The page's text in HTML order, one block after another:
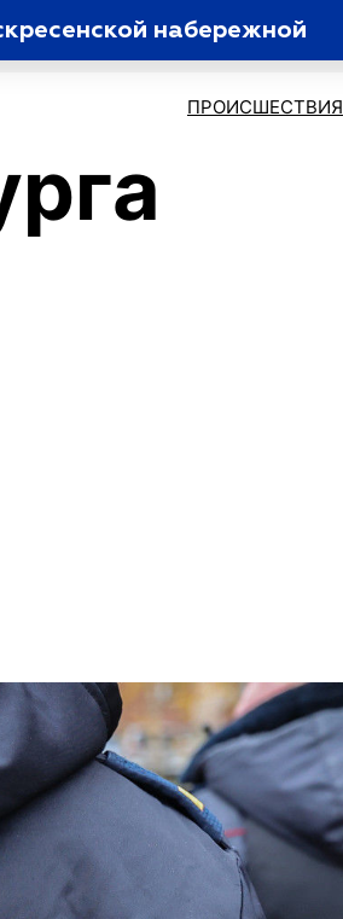
набережной
ПРОИСШЕСТВИЯ